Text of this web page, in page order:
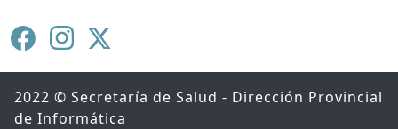
2022 © Secretaría de Salud - Dirección Provincial
de Informática